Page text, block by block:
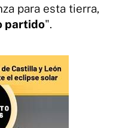
para esta tierra,
partido".